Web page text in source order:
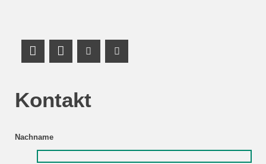
LinkedIn Profile
MastodonYoutube Channel
Youtube Channel
Kontakt
Nachname